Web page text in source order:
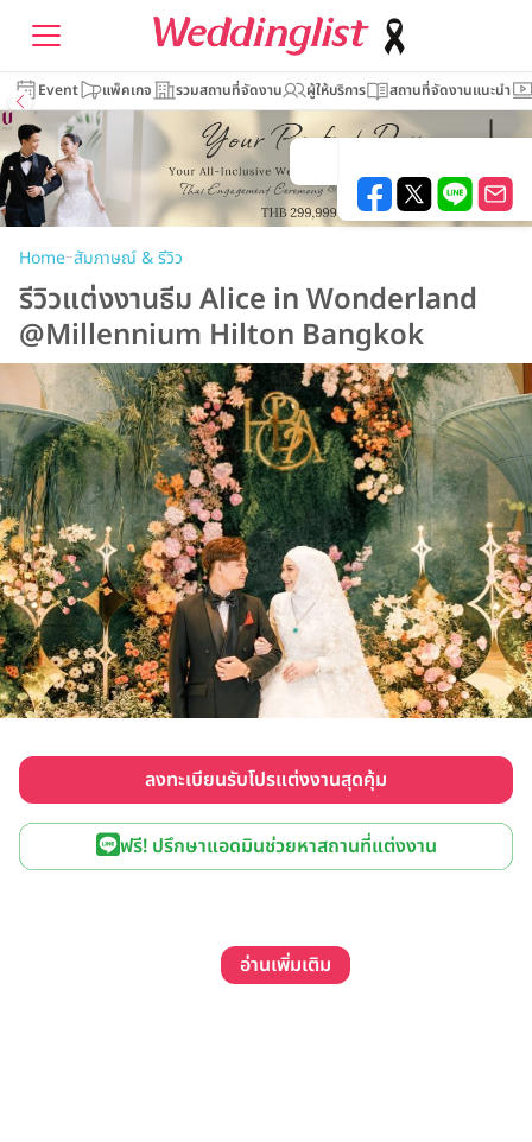
Event แพ็คเกจ รวมสถานที่จัดงาน ผู้ให้บริการ สถานที่จัดงานแนะนำ
Home–สัมภาษณ์ & รีวิว
รีวิวแต่งงานธีม Alice in Wonderland
@Millennium Hilton Bangkok
ลงทะเบียนรับโปรแต่งงานสุดคุ้ม
ฟรี! ปรึกษาแอดมินช่วยหาสถานที่แต่งงาน
อ่านเพิ่มเติม